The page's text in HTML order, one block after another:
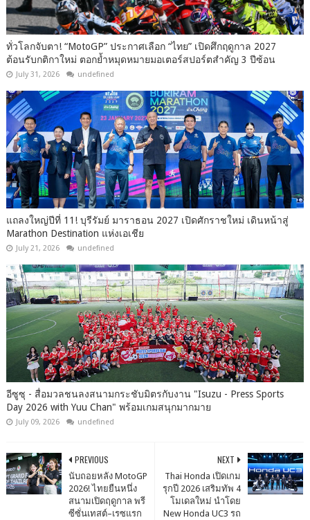
ทั่วโลกจับตา! “MotoGP” ประกาศเลือก “ไทย” เปิดศึกฤดูกาล 2027
ต้อนรับกติกาใหม่ ตอกย้ำหมุดหมายมอเตอร์สปอร์ตสำคัญ 3 ปีซ้อน
July 31, 2026 undefined
แถลงใหญ่ปีที่ 11! บุรีรัมย์ มาราธอน 2027 เปิดศักราชใหม่ เดินหน้าสู่
Marathon Destination แห่งเอเชีย
July 21, 2026 undefined
อีซูซุ - สื่อมวลชนลงสนามกระชับมิตรกับงาน "Isuzu - Press Sports
Day 2026 with Yuu Chan" พร้อมเกมสนุกมากมาย
July 09, 2026 undefined
NEXT
Thai Honda เปิดเกม
รุกปี 2026 เสริมทัพ 4
โมเดลใหม่ นำโดย
New Honda UC3 รถ
PREVIOUS
นับถอยหลัง MotoGP
2026! ไทยยืนหนึ่ง
สนามเปิดฤดูกาล พรี
ซีซั่นเทสต์–เรซแรก